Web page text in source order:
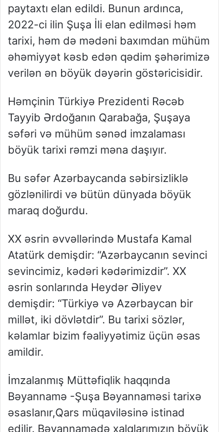
paytaxtı elan edildi. Bunun ardınca,
2022-ci ilin Şuşa İli elan edilməsi həm
tarixi, həm də mədəni baxımdan mühüm
əhəmiyyət kəsb edən qədim şəhərimizə
verilən ən böyük dəyərin göstəricisidir.
Həmçinin Türkiyə Prezidenti Rəcəb
Tayyib Ərdoğanın Qarabağa, Şuşaya
səfəri və mühüm sənəd imzalaması
böyük tarixi rəmzi məna daşıyır.
Bu səfər Azərbaycanda səbirsizliklə
gözlənilirdi və bütün dünyada böyük
maraq doğurdu.
XX əsrin əvvəllərində Mustafa Kamal
Atatürk demişdir: “Azərbaycanın sevinci
sevincimiz, kədəri kədərimizdir”. XX
əsrin sonlarında Heydər Əliyev
demişdir: “Türkiyə və Azərbaycan bir
millət, iki dövlətdir”. Bu tarixi sözlər,
kəlamlar bizim fəaliyyətimiz üçün əsas
amildir.
İmzalanmış Müttəfiqlik haqqında
Bəyannamə -Şuşa Bəyannaməsi tarixə
əsaslanır,Qars müqaviləsinə istinad
edilir. Bəyannamədə xalqlarımızın böyük